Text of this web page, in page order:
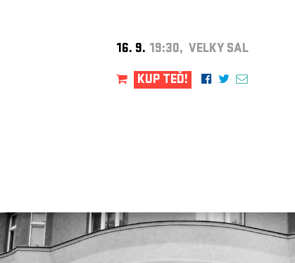
16. 9. 19:30, VELKÝ SÁL
KUP TEĎ!